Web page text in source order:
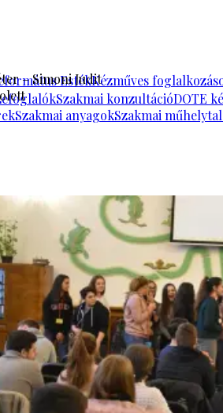
EstékKézműves
Szakmai konzultációDOTE
Szakmai anyagokSzakmai
– Simoni Judit